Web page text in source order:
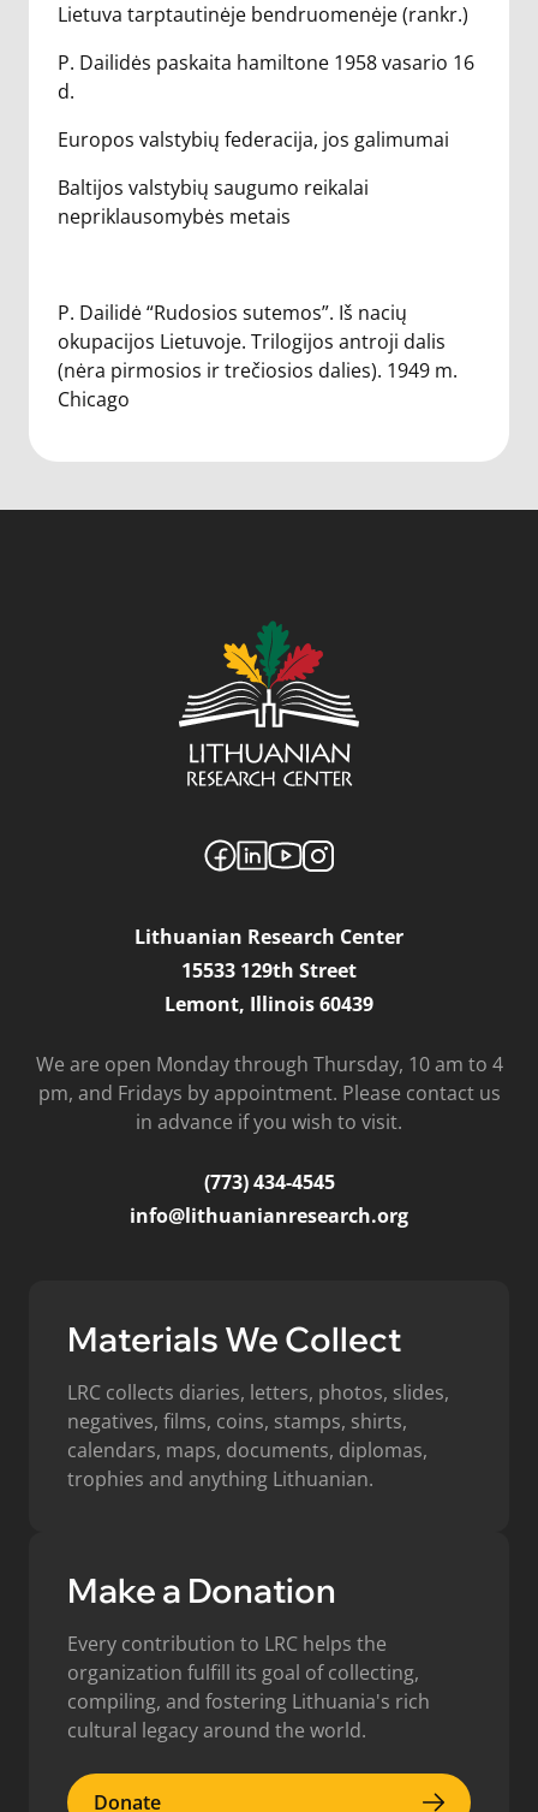
Lietuva tarptautinėje bendruomenėje (rankr.)
P. Dailidės paskaita hamiltone 1958 vasario 16
d.
Europos valstybių federacija, jos galimumai
Baltijos valstybių saugumo reikalai
nepriklausomybės metais
P. Dailidė “Rudosios sutemos”. Iš nacių
okupacijos Lietuvoje. Trilogijos antroji dalis
(nėra pirmosios ir trečiosios dalies). 1949 m.
Chicago
Lithuanian Research Center
15533 129th Street
Lemont, Illinois 60439
We are open Monday through Thursday, 10 am to 4
pm, and Fridays by appointment. Please contact us
in advance if you wish to visit.
(773) 434-4545
info@lithuanianresearch.org
Materials We Collect
LRC collects diaries, letters, photos, slides,
negatives, films, coins, stamps, shirts,
calendars, maps, documents, diplomas,
trophies and anything Lithuanian.
Make a Donation
Every contribution to LRC helps the
organization fulfill its goal of collecting,
compiling, and fostering Lithuania's rich
cultural legacy around the world.
Donate